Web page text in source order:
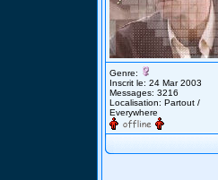
Genre:
Inscrit le: 24 Mar 2003
Messages: 3216
Localisation: Partout /
Everywhere